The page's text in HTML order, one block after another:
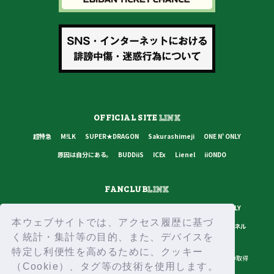
本ウェブサイトでは、アクセス履歴に基づ
く統計・集計等の目的、また、デバイスを
特定し利便性を高めるために、クッキー
（Cookie）、タグ等の技術を使用します。
OFFICIAL SITELINK
超特急 M!LK SUPER★DRAGON Sakurashimeji
ONE N' ONLY
原因は自分にある。
BUDDiiS ICEx Lienel iiONDO
FANCLUBLINK
ONE N' ONLY
原因は自分にある。
BUDDiiS ICEx Lienel スターダストチャンネル
プライバシーポリシー ご利用規約 推奨環境 ヘルプ・お問い合わせ
ID取得